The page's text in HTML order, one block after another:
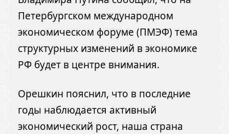
Петербургском международном
экономическом форуме (ПМЭФ) тема
структурных изменений в экономике
РФ будет в центре внимания.
Орешкин пояснил, что в последние
годы наблюдается активный
экономический рост, наша страна